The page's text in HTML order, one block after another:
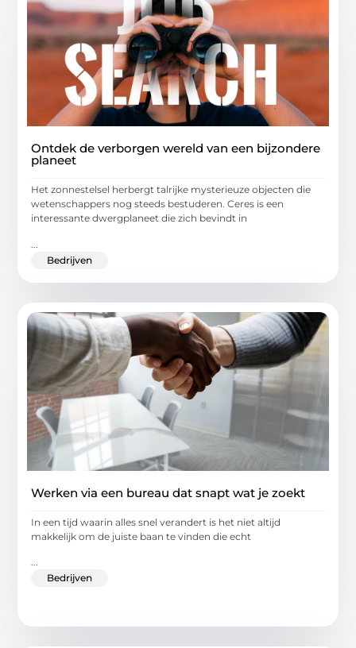
Ontdek de verborgen wereld van een bijzondere
planeet
Het zonnestelsel herbergt talrijke mysterieuze objecten die
wetenschappers nog steeds bestuderen. Ceres is een
interessante dwergplaneet die zich bevindt in
Bedrijven
Werken via een bureau dat snapt wat je zoekt
In een tijd waarin alles snel verandert is het niet altijd
makkelijk om de juiste baan te vinden die echt
...
Bedrijven